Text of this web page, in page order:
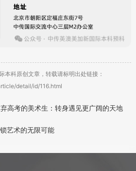
本科原创文章，转载请标明出处链接：
detail/id/116.html
高考的美术生：转身遇见更广阔的天地
艺术的无限可能